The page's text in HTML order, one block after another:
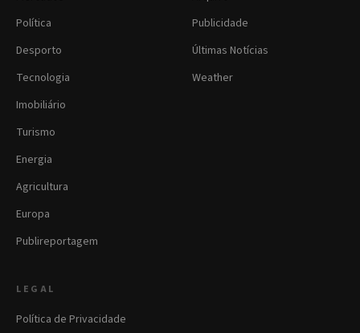
Política
Desporto
Tecnologia
Imobiliário
Turismo
Energia
Agricultura
Europa
Publireportagem
Publicidade
Últimas Notícias
Weather
LEGAL
Política de Privacidade